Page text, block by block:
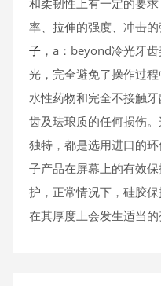
率、拉伸的强度、冲击的
子 ，a：beyond冷光牙
光，完全避免了操作过
水性药物和完全不接触
齿及珐琅质的任何损伤
独特，都是选用进口的
子产品在屏幕上的有效
护，正常情况下，硅胶
在其厚度上会发生适当的